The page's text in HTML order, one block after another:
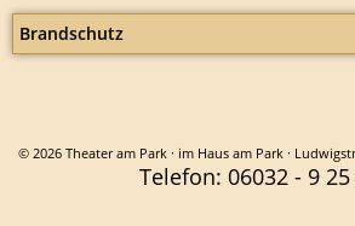
Brandschutz
© 2026 Theater am Park · im Haus am Park ·
Telefon: 06032 - 9